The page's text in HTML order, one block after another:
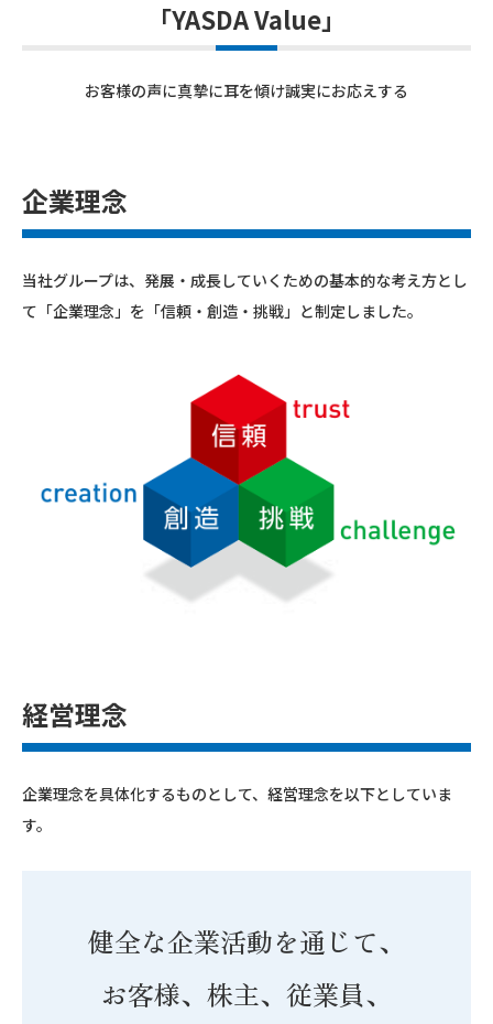
「YASDA Value」
お客様の声に真摯に耳を傾け誠実にお応えする
企業理念
当社グループは、発展・成長していくための基本的な考え方とし
て「企業理念」を「信頼・創造・挑戦」と制定しました。
経営理念
企業理念を具体化するものとして、経営理念を以下としていま
す。
健全な企業活動を通じて、
お客様、株主、従業員、